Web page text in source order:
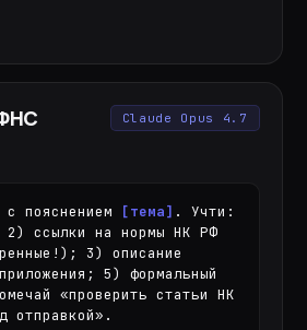
Claude Opus 4.7
пояснением [тема] . Учти:
2) ссылки на нормы НК РФ
3) описание
5) формальный
«проверить статьи НК
отправкой».